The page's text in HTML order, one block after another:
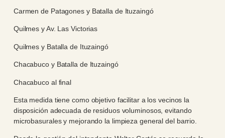
Carmen de Patagones y Batalla de Ituzaingó
Quilmes y Av. Las Victorias
Quilmes y Batalla de Ituzaingó
Chacabuco y Batalla de Ituzaingó
Chacabuco al final
Esta medida tiene como objetivo facilitar a los vecinos la
disposición adecuada de residuos voluminosos, evitando
microbasurales y mejorando la limpieza general del barrio.